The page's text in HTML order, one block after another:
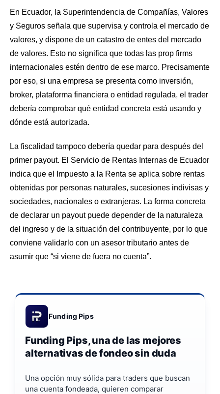
En Ecuador, la Superintendencia de Compañías, Valores
y Seguros señala que supervisa y controla el mercado de
valores, y dispone de un catastro de entes del mercado
de valores. Esto no significa que todas las prop firms
internacionales estén dentro de ese marco. Precisamente
por eso, si una empresa se presenta como inversión,
broker, plataforma financiera o entidad regulada, el trader
debería comprobar qué entidad concreta está usando y
dónde está autorizada.
La fiscalidad tampoco debería quedar para después del
primer payout. El Servicio de Rentas Internas de Ecuador
indica que el Impuesto a la Renta se aplica sobre rentas
obtenidas por personas naturales, sucesiones indivisas y
sociedades, nacionales o extranjeras. La forma concreta
de declarar un payout puede depender de la naturaleza
del ingreso y de la situación del contribuyente, por lo que
conviene validarlo con un asesor tributario antes de
asumir que “si viene de fuera no cuenta”.
Funding Pips
Funding Pips, una de las mejores
alternativas de fondeo sin duda
Una opción muy sólida para traders que buscan
una cuenta fondeada, quieren comparar